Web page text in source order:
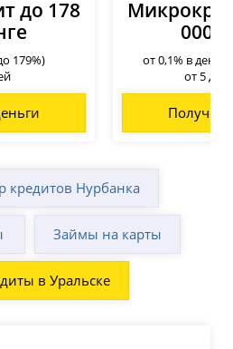
до 178
179%)
000
от 0,1% в день
от 5 до
кредитов Нурбанка
Займы на карты
в Уральске